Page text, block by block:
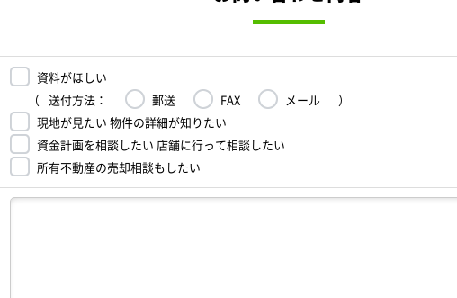
資料がほしい
（ 送付方法： 郵送 FAX メール
）
現地が見たい 物件の詳細が知りたい
資金計画を相談したい 店舗に行って相談したい
所有不動産の売却相談もしたい